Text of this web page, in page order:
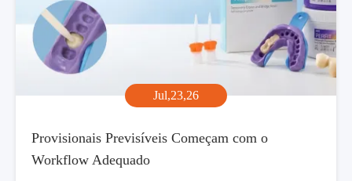
Jul,23,26
Provisionais Previsíveis Começam com o
Workflow Adequado